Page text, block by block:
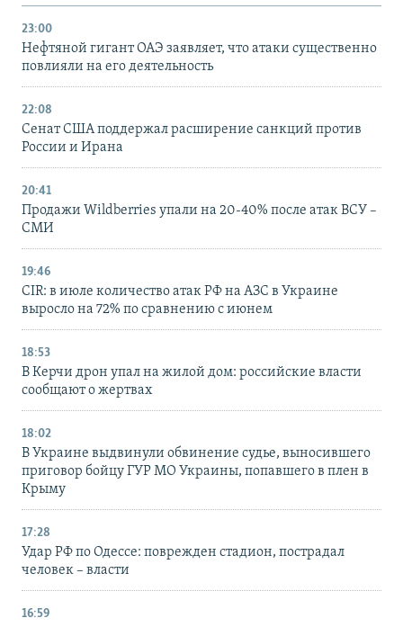
23:00
Нефтяной гигант ОАЭ заявляет, что атаки существенно
повлияли на его деятельность
22:08
Сенат США поддержал расширение санкций против
России и Ирана
20:41
Продажи Wildberries упали на 20-40% после атак ВСУ –
СМИ
19:46
CIR: в июле количество атак РФ на АЗС в Украине
выросло на 72% по сравнению с июнем
18:53
В Керчи дрон упал на жилой дом: российские власти
сообщают о жертвах
18:02
В Украине выдвинули обвинение судье, выносившего
приговор бойцу ГУР МО Украины, попавшего в плен в
Крыму
17:28
Удар РФ по Одессе: поврежден стадион, пострадал
человек – власти
16:59